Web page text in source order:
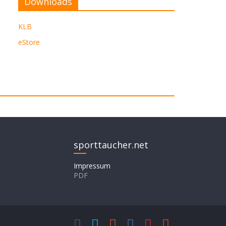
KLB
eStore
sporttaucher.net
Impressum
PDF